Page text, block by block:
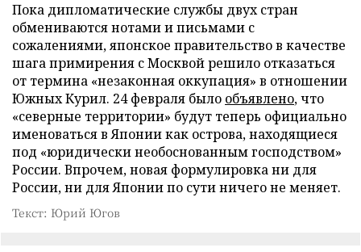
Пока дипломатические службы двух стран
обмениваются нотами и письмами с
сожалениями, японское правительство в качестве
шага примирения с Москвой решило отказаться
от термина «незаконная оккупация» в отношении
Южных Курил. 24 февраля было объявлено, что
«северные территории» будут теперь официально
именоваться в Японии как острова, находящиеся
под «юридически необоснованным господством»
России. Впрочем, новая формулировка ни для
России, ни для Японии по сути ничего не меняет.
Текст: Юрий Югов